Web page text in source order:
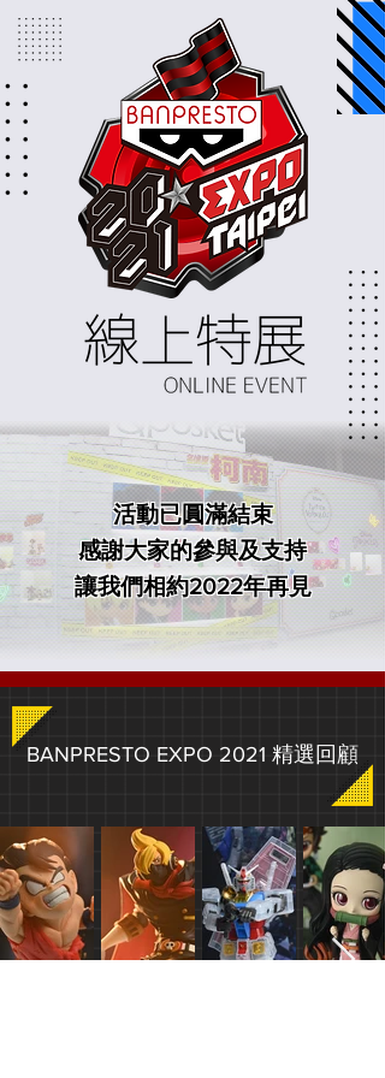
活動已圓滿結束
感謝大家的參與及支持
​讓我們相約2022年再見
​BANPRESTO EXPO 2021 精選回顧